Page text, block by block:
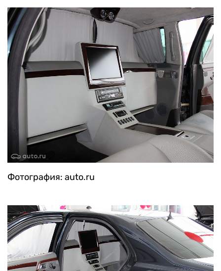
Фотография: auto.ru